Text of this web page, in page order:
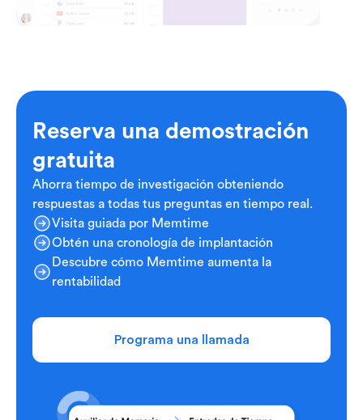
Reserva una demostración
gratuita
Ahorra tiempo de investigación obteniendo
respuestas a todas tus preguntas en tiempo real.
Visita guiada por Memtime
Obtén una cronología de implantación
Descubre cómo Memtime aumenta la
rentabilidad
Programa una llamada